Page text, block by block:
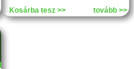
Kosárba tesz >> tovább >>